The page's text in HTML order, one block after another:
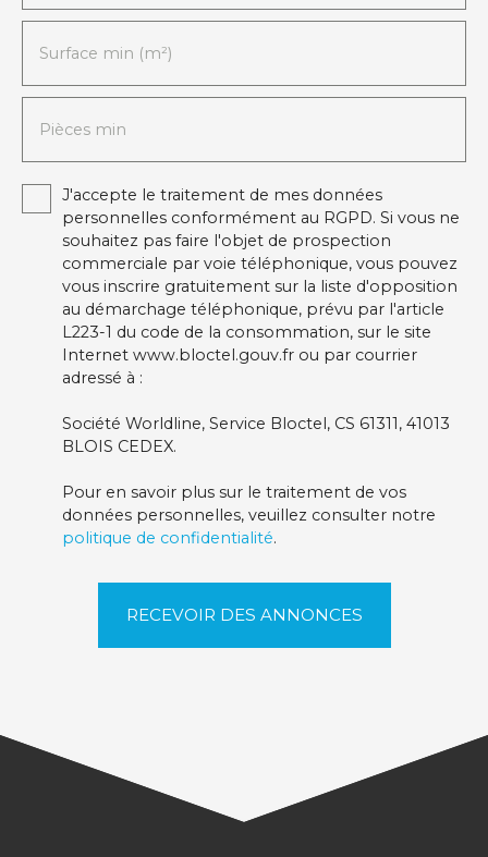
Surface min (m²)
Pièces min
J'accepte le traitement de mes données
personnelles conformément au RGPD. Si vous ne
souhaitez pas faire l'objet de prospection
commerciale par voie téléphonique, vous pouvez
vous inscrire gratuitement sur la liste d'opposition
au démarchage téléphonique, prévu par l'article
L223-1 du code de la consommation, sur le site
Internet www.bloctel.gouv.fr ou par courrier
adressé à :
Société Worldline, Service Bloctel, CS 61311, 41013
BLOIS CEDEX.
Pour en savoir plus sur le traitement de vos
données personnelles, veuillez consulter notre
politique de confidentialité.
RECEVOIR DES ANNONCES